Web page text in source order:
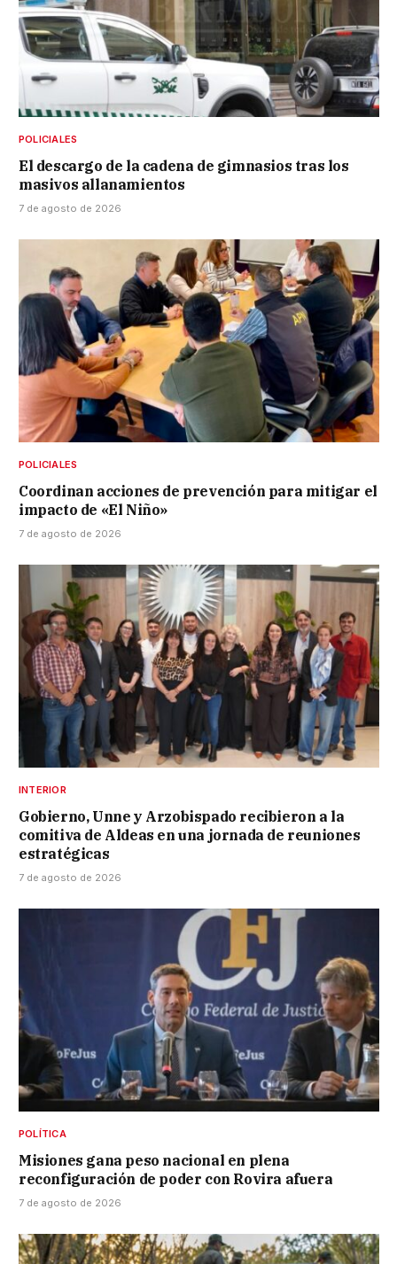
POLICIALES
El descargo de la cadena de gimnasios tras los
masivos allanamientos
7 de agosto de 2026
POLICIALES
Coordinan acciones de prevención para mitigar el
impacto de «El Niño»
7 de agosto de 2026
INTERIOR
Gobierno, Unne y Arzobispado recibieron a la
comitiva de Aldeas en una jornada de reuniones
estratégicas
7 de agosto de 2026
POLÍTICA
Misiones gana peso nacional en plena
reconfiguración de poder con Rovira afuera
7 de agosto de 2026